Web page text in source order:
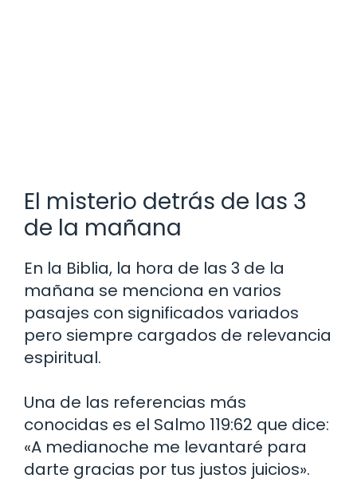
El misterio detrás de las 3
de la mañana
En la Biblia, la hora de las 3 de la
mañana se menciona en varios
pasajes con significados variados
pero siempre cargados de relevancia
espiritual.
Una de las referencias más
conocidas es el Salmo 119:62 que dice:
«A medianoche me levantaré para
darte gracias por tus justos juicios».